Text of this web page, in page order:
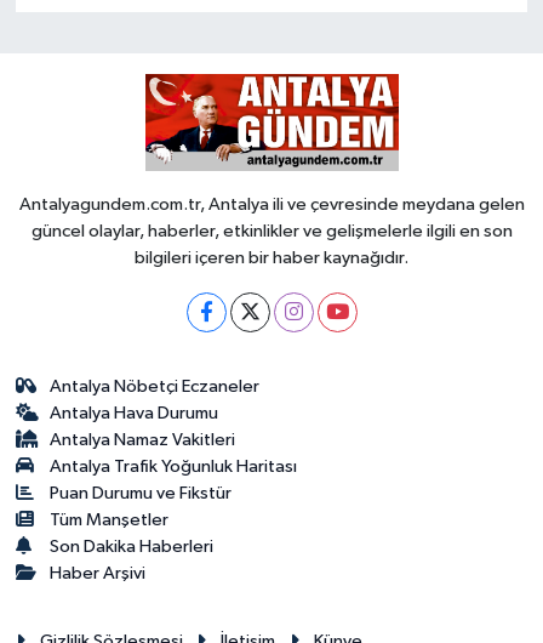
Antalyagundem.com.tr, Antalya ili ve çevresinde meydana gelen
güncel olaylar, haberler, etkinlikler ve gelişmelerle ilgili en son
bilgileri içeren bir haber kaynağıdır.
Antalya Nöbetçi Eczaneler
Antalya Hava Durumu
Antalya Namaz Vakitleri
Antalya Trafik Yoğunluk Haritası
Puan Durumu ve Fikstür
Tüm Manşetler
Son Dakika Haberleri
Haber Arşivi